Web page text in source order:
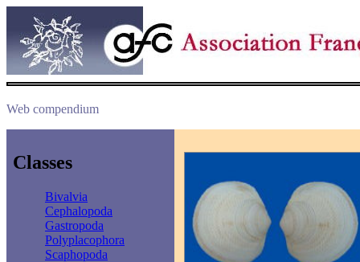
Web compendium
Classes
Bivalvia
Cephalopoda
Gastropoda
Polyplacophora
Scaphopoda